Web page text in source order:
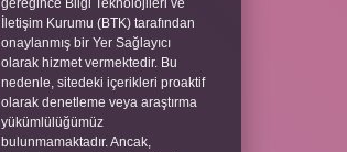
İletişim Kurumu (BTK) tarafından
onaylanmış bir Yer Sağlayıcı
olarak hizmet vermektedir. Bu
nedenle, sitedeki içerikleri proaktif
olarak denetleme veya araştırma
yükümlülüğümüz
bulunmamaktadır. Ancak,